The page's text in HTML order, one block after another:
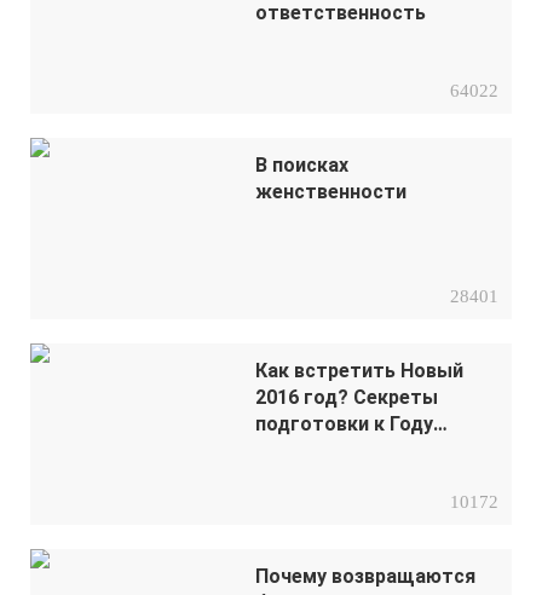
ответственность
64022
В поисках
женственности
28401
Как встретить Новый
2016 год? Секреты
подготовки к Году
10172
Почему возвращаются